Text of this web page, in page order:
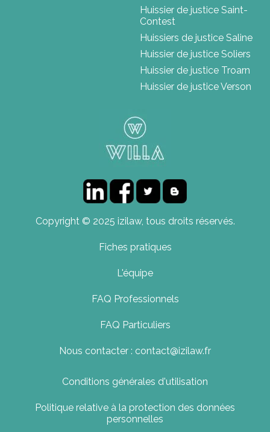
Huissier de justice Saint-
Contest
Huissiers de justice Saline
Huissier de justice Soliers
Huissier de justice Troarn
Huissier de justice Verson
Copyright © 2025 izilaw, tous droits réservés.
Fiches pratiques
L'équipe
FAQ Professionnels
FAQ Particuliers
Nous contacter : contact@izilaw.fr
Conditions générales d'utilisation
Politique relative à la protection des données
personnelles